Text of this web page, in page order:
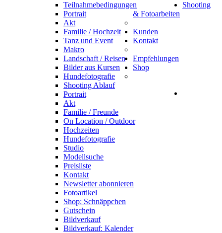
Teilnahmebedingungen
Portrait
Akt
Familie / Hochzeit
Tanz und Event
Makro
Landschaft / Reisen
Bilder aus Kursen
Hundefotografie
Shooting
& Fotoarbeiten
Shooting Ablauf
Portrait
Akt
Familie / Freunde
On Location / Outdoor
Hochzeiten
Hundefotografie
Studio
Modellsuche
Preisliste
Kunden
Kontakt
Kontakt
Newsletter abonnieren
Empfehlungen
Shop
Fotoartikel
Shop: Schnäppchen
Gutschein
Bildverkauf
Bildverkauf: Kalender